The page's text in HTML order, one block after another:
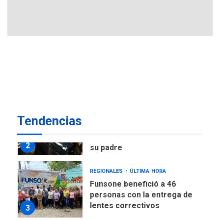
Tendencias
2
su padre
3
REGIONALES ÚLTIMA HORA
Funsone benefició a 46
personas con la entrega de
lentes correctivos